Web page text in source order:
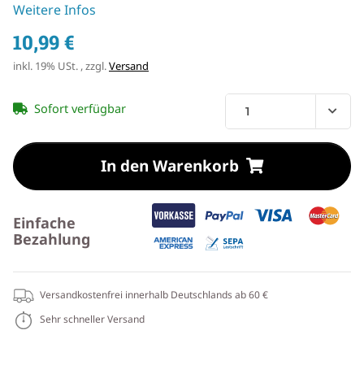
Weitere Infos
10,99 €
inkl. 19% USt. , zzgl.Versand
Sofort verfügbar
In den Warenkorb
Einfache
Bezahlung
Versandkostenfrei innerhalb Deutschlands ab 60 €
Sehr schneller Versand